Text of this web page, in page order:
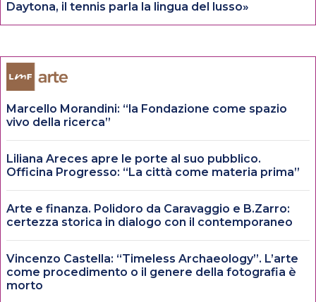
Daytona, il tennis parla la lingua del lusso»
Marcello Morandini: “la Fondazione come spazio
vivo della ricerca”
Liliana Areces apre le porte al suo pubblico.
Officina Progresso: “La città come materia prima”
Arte e finanza. Polidoro da Caravaggio e B.Zarro:
certezza storica in dialogo con il contemporaneo
Vincenzo Castella: “Timeless Archaeology”. L’arte
come procedimento o il genere della fotografia è
morto